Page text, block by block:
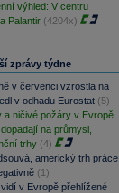
výhled: V centru
Palantir (4204x)
zprávy týdne
v červenci vzrostla na
v odhadu Eurostat (5)
ničivé požáry v Evropě.
na průmysl,
trhy (4)
americký trh práce
(1)
v Evropě přehlížené